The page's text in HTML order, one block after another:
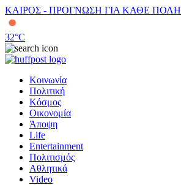
ΚΑΙΡΟΣ - ΠΡΟΓΝΩΣΗ ΓΙΑ ΚΑΘΕ ΠΟΛΗ
32°C
Κοινωνία
Πολιτική
Κόσμος
Οικονομία
Άποψη
Life
Entertainment
Πολιτισμός
Αθλητικά
Video